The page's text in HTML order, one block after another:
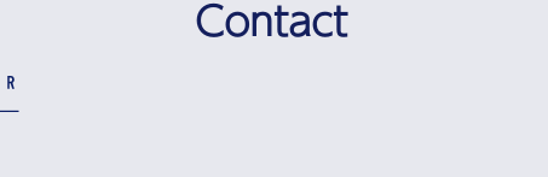
Contact